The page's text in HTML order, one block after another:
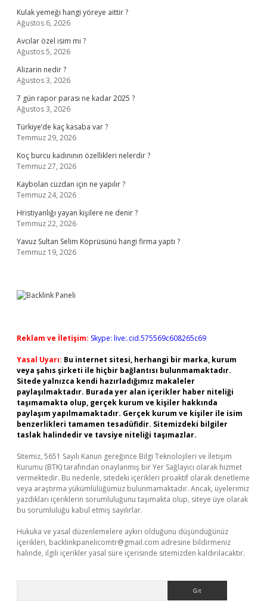
Kulak yemeği hangi yöreye aittir ?
Ağustos 6, 2026
Avcılar özel isim mi ?
Ağustos 5, 2026
Alizarin nedir ?
Ağustos 3, 2026
7 gün rapor parası ne kadar 2025 ?
Ağustos 3, 2026
Türkiye’de kaç kasaba var ?
Temmuz 29, 2026
Koç burcu kadınının özellikleri nelerdir ?
Temmuz 27, 2026
Kaybolan cüzdan için ne yapılır ?
Temmuz 24, 2026
Hristiyanlığı yayan kişilere ne denir ?
Temmuz 22, 2026
Yavuz Sultan Selim Köprüsünü hangi firma yaptı ?
Temmuz 19, 2026
Reklam ve İletişim: Skype: live:.cid.575569c608265c69
Yasal Uyarı: Bu internet sitesi, herhangi bir marka, kurum
veya şahıs şirketi ile hiçbir bağlantısı bulunmamaktadır.
Sitede yalnızca kendi hazırladığımız makaleler
paylaşılmaktadır. Burada yer alan içerikler haber niteliği
taşımamakta olup, gerçek kurum ve kişiler hakkında
paylaşım yapılmamaktadır. Gerçek kurum ve kişiler ile isim
benzerlikleri tamamen tesadüfidir. Sitemizdeki bilgiler
taslak halindedir ve tavsiye niteliği taşımazlar.
Sitemiz, 5651 Sayılı Kanun gereğince Bilgi Teknolojileri ve İletişim
Kurumu (BTK) tarafından onaylanmış bir Yer Sağlayıcı olarak hizmet
vermektedir. Bu nedenle, sitedeki içerikleri proaktif olarak denetleme
veya araştırma yükümlülüğümüz bulunmamaktadır. Ancak, üyelerimiz
yazdıkları içeriklerin sorumluluğunu taşımakta olup, siteye üye olarak
bu sorumluluğu kabul etmiş sayılırlar.
Hukuka ve yasal düzenlemelere aykırı olduğunu düşündüğünüz
içerikleri, backlinkpanelicomtr@gmail.com adresine bildirmeniz
halinde, ilgili içerikler yasal süre içerisinde sitemizden kaldırılacaktır.